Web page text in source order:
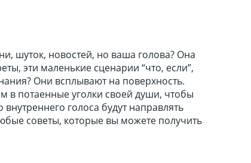
шуток, новостей, но ваша голова? Она
эти маленькие сценарии “что, если”,
Они всплывают на поверхность.
потаенные уголки своей души, чтобы
голоса будут направлять
советы, которые вы можете получить